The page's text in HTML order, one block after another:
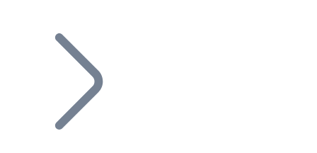
Ajoutez le token de votre projet à notre service